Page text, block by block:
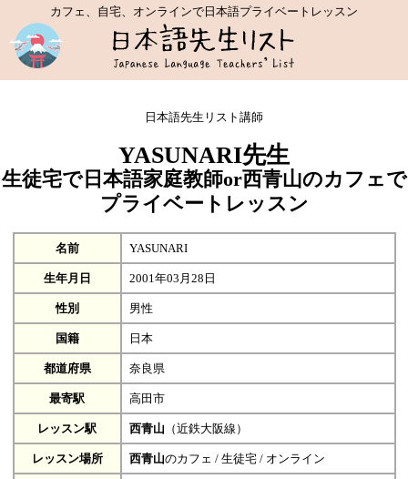
カフェ、自宅、オンラインで日本語プライベートレッスン
日本語先生リスト講師
YASUNARI先生
生徒宅で日本語家庭教師or西青山のカフェで
プライベートレッスン
名前 YASUNARI
生年月日 2001年03月28日
性別 男性
国籍 日本
都道府県 奈良県
最寄駅 高田市
レッスン駅 西青山 （近鉄大阪線）
レッスン場所 西青山のカフェ / 生徒宅 / オンライン